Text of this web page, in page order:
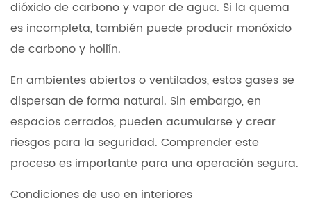
dióxido de carbono y vapor de agua. Si la quema
es incompleta, también puede producir monóxido
de carbono y hollín.
En ambientes abiertos o ventilados, estos gases se
dispersan de forma natural. Sin embargo, en
espacios cerrados, pueden acumularse y crear
riesgos para la seguridad. Comprender este
proceso es importante para una operación segura.
Condiciones de uso en interiores